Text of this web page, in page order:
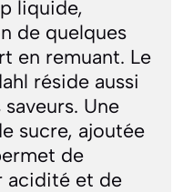
liquide,
de quelques
en remuant. Le
réside aussi
Une
sucre, ajoutée
de
acidité et de